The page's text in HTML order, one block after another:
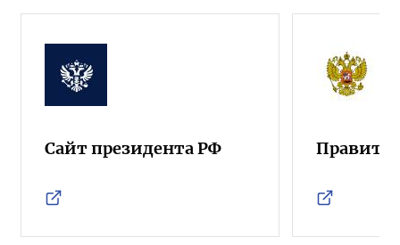
Сайт президента РФ